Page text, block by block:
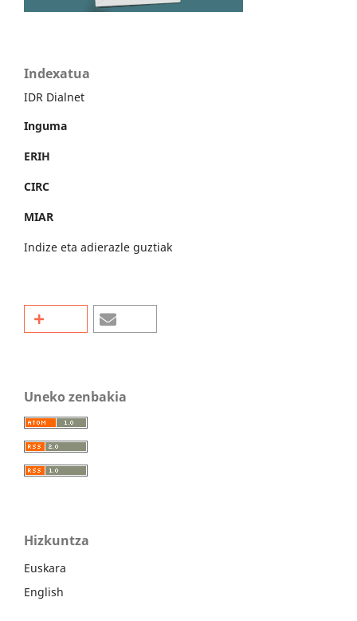
Indexatua
IDR Dialnet
Inguma
ERIH
CIRC
MIAR
Indize eta adierazle guztiak
Uneko zenbakia
Hizkuntza
Euskara
English